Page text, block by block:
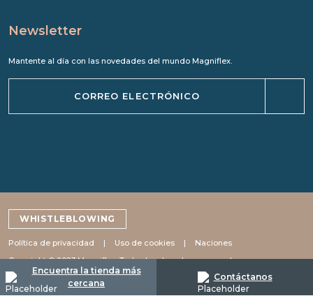
Encuentra la tienda más
cercana
Contáctanos
Newsletter
Mantente al día con las novedades del mundo Magniflex.
WHISTLEBLOWING
Política de privacidad Uso de cookies
Naciones
Copyright © 2023 Magniflex. Todos los derechos reservados.